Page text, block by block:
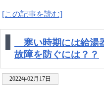
[この記事を読む]
寒い時期には給湯
故障を防ぐには？？
2022年02月17日